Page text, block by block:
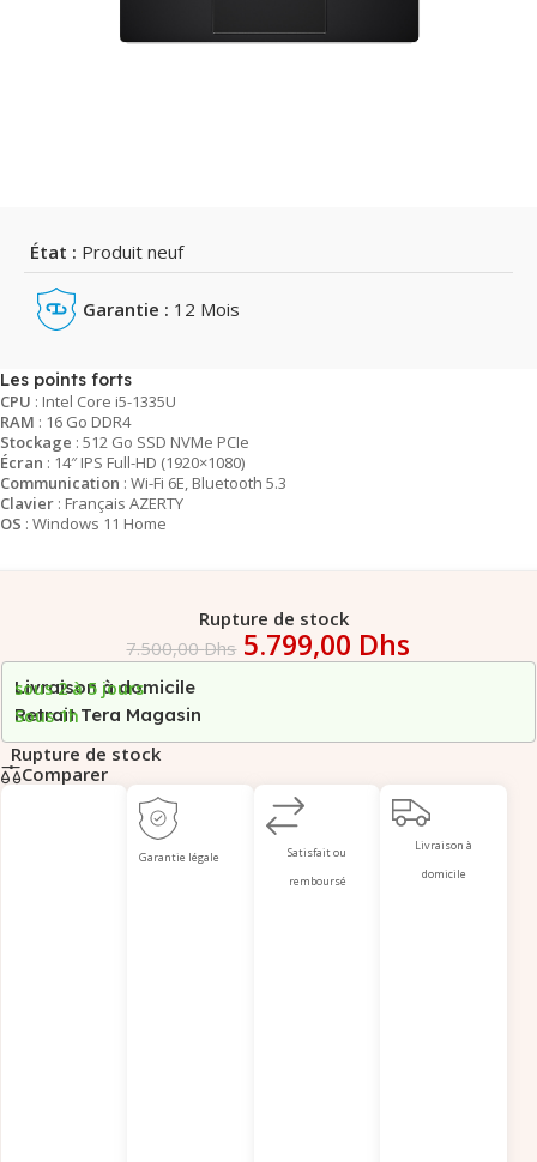
État : Produit neuf
Garantie : 12 Mois
Les points forts
CPU : Intel Core i5-1335U
RAM : 16 Go DDR4
Stockage : 512 Go SSD NVMe PCIe
Écran : 14″ IPS Full-HD (1920×1080)
Communication : Wi-Fi 6E, Bluetooth 5.3
Clavier : Français AZERTY
OS : Windows 11 Home
Rupture de stock
7.500,00Dhs 5.799,00 Dhs
Livraison à domicile
sous 2 à 5 jours
Retrait Tera Magasin
Sous 1h
Rupture de stock
Comparer
Garantie légale
Satisfait ou
remboursé
Livraison à
domicile